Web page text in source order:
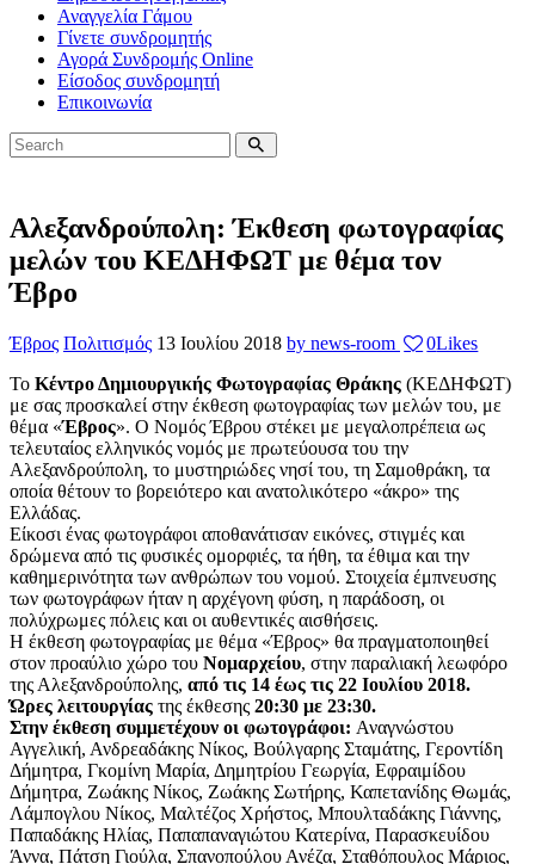
Αναγγελία Γάμου
Γίνετε συνδρομητής
Αγορά Συνδρομής Online
Είσοδος συνδρομητή
Επικοινωνία
Αλεξανδρούπολη: Έκθεση φωτογραφίας
μελών του ΚΕΔΗΦΩΤ με θέμα τον
Έβρο
Έβρος Πολιτισμός 13 Ιουλίου 2018 by news-room 0Likes
Το Κέντρο Δημιουργικής Φωτογραφίας Θράκης (ΚΕΔΗΦΩΤ)
με σας προσκαλεί στην έκθεση φωτογραφίας των μελών του, με
θέμα «Έβρος». Ο Νομός Έβρου στέκει με μεγαλοπρέπεια ως
τελευταίος ελληνικός νομός με πρωτεύουσα του την
Αλεξανδρούπολη, το μυστηριώδες νησί του, τη Σαμοθράκη, τα
οποία θέτουν το βορειότερο και ανατολικότερο «άκρο» της
Ελλάδας.
Είκοσι ένας φωτογράφοι αποθανάτισαν εικόνες, στιγμές και
δρώμενα από τις φυσικές ομορφιές, τα ήθη, τα έθιμα και την
καθημερινότητα των ανθρώπων του νομού. Στοιχεία έμπνευσης
των φωτογράφων ήταν η αρχέγονη φύση, η παράδοση, οι
πολύχρωμες πόλεις και οι αυθεντικές αισθήσεις.
Η έκθεση φωτογραφίας με θέμα «Έβρος» θα πραγματοποιηθεί
στον προαύλιο χώρο του Νομαρχείου, στην παραλιακή λεωφόρο
της Αλεξανδρούπολης, από τις 14 έως τις 22 Ιουλίου 2018.
Ώρες λειτουργίας της έκθεσης 20:30 με 23:30.
Στην έκθεση συμμετέχουν οι φωτογράφοι: Αναγνώστου
Αγγελική, Ανδρεαδάκης Νίκος, Βούλγαρης Σταμάτης, Γεροντίδη
Δήμητρα, Γκομίνη Μαρία, Δημητρίου Γεωργία, Εφραιμίδου
Δήμητρα, Ζωάκης Νίκος, Ζωάκης Σωτήρης, Καπετανίδης Θωμάς,
Λάμπογλου Νίκος, Μαλτέζος Χρήστος, Μπουλταδάκης Γιάννης,
Παπαδάκης Ηλίας, Παπαπαναγιώτου Κατερίνα, Παρασκευίδου
Άννα, Πάτση Γιούλα, Σπανοπούλου Ανέζα, Σταθόπουλος Μάριος,